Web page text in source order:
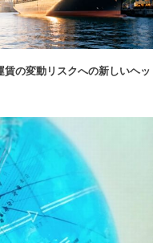
の変動リスクへの新しいヘッ